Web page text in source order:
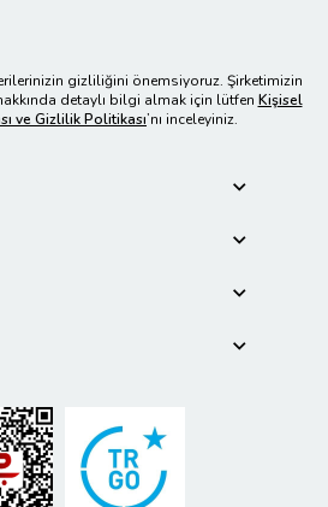
gizliliğini önemsiyoruz. Şirketimizin
detaylı bilgi almak için lütfen Kişisel
ve Gizlilik Politikası’nı inceleyiniz.